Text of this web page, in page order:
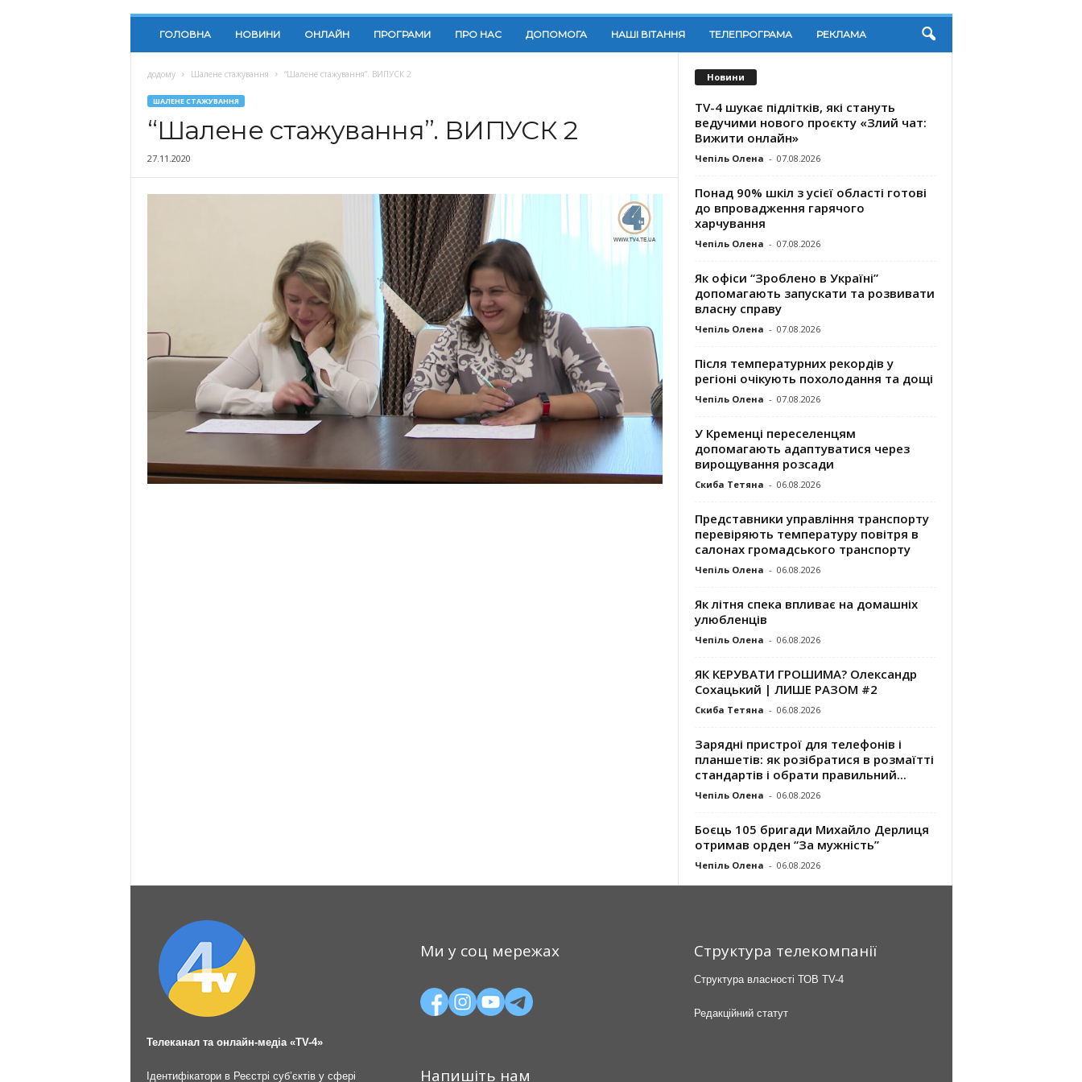
ГОЛОВНА НОВИНИ ОНЛАЙН ПРОГРАМИ ПРО НАС ДОПОМОГА НАШІ ВІТАННЯ ТЕЛЕПРОГРАМА РЕКЛАМА
додому Шалене стажування “Шалене стажування”. ВИПУСК 2
ШАЛЕНЕ СТАЖУВАННЯ
“Шалене стажування”. ВИПУСК 2
27.11.2020
Новини
TV-4 шукає підлітків, які стануть
ведучими нового проєкту «Злий чат:
Вижити онлайн»
Чепіль Олена - 07.08.2026
Понад 90% шкіл з усієї області готові
до впровадження гарячого
харчування
Чепіль Олена - 07.08.2026
Як офіси “Зроблено в Україні”
допомагають запускaти та розвивати
власну справу
Чепіль Олена - 07.08.2026
Після температурних рекордів у
регіоні очікують похолодання та дощі
Чепіль Олена - 07.08.2026
У Кременці переселенцям
допомагають адаптуватися через
вирощування розсади
Скиба Тетяна - 06.08.2026
Представники управління транспорту
перевіряють температуру повітря в
салонах громадського транспорту
Чепіль Олена - 06.08.2026
Як літня спека впливає на домашніх
улюбленців
Чепіль Олена - 06.08.2026
ЯК КЕРУВАТИ ГРОШИМА? Олександр
Сохацький | ЛИШЕ РАЗОМ #2
Скиба Тетяна - 06.08.2026
Зарядні пристрої для телефонів і
планшетів: як розібратися в розмаїтті
стандартів і обрати правильний...
Чепіль Олена - 06.08.2026
Боєць 105 бригади Михайло Дерлиця
отримав орден “За мужність”
Чепіль Олена - 06.08.2026
Телеканал та онлайн-медіа «TV-4»
Ідентифікатори в Реєстрі суб’єктів у сфері
Ми у соц мережах
Напишіть нам
Структура телекомпанії
Структура власності ТОВ TV-4
Редакційний статут